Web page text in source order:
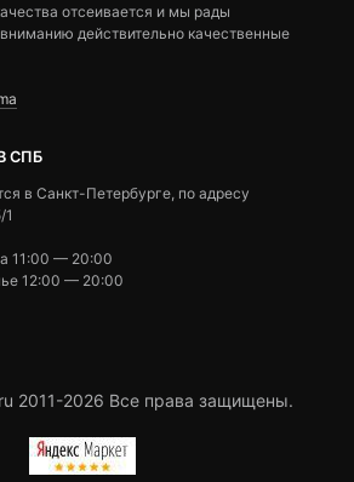
отсеивается и мы рады
действительно качественные
СПБ
в Санкт-Петербурге, по адресу
1
11:00 — 20:00
12:00 — 20:00
2011-2026 Все права защищены.